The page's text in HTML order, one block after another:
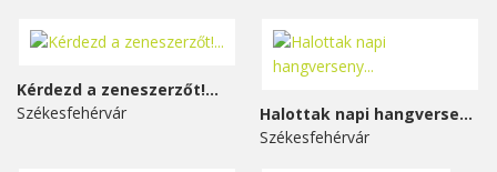
Kérdezd a zeneszerzőt!...
Székesfehérvár
Halottak napi hangverseny...
Székesfehérvár